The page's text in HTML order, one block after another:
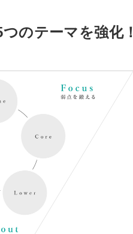
のテーマを強化！